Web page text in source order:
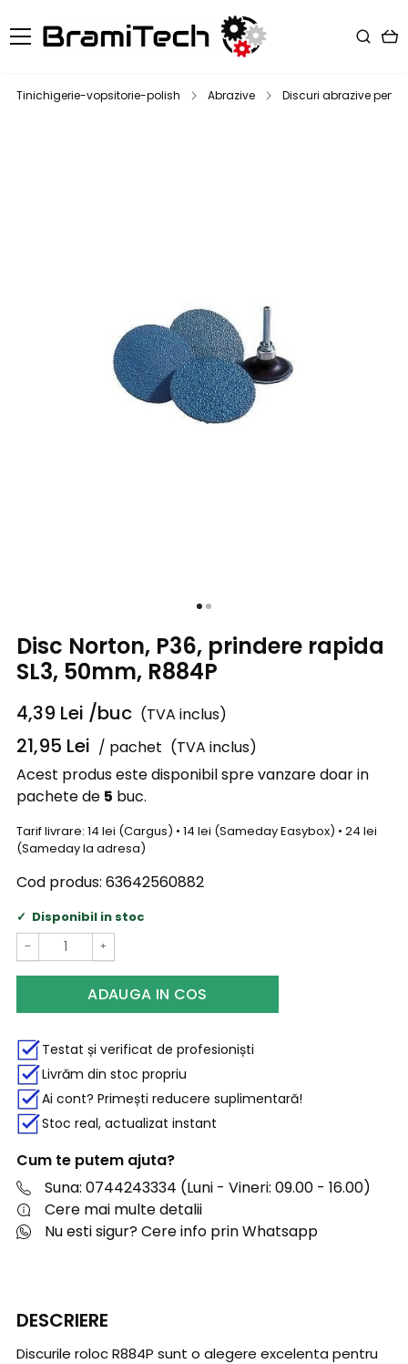
Tinichigerie-vopsitorie-polish Abrazive Discuri abrazive
Disc Norton, P36, prindere rapida
SL3, 50mm, R884P
4,39 Lei /buc (TVA inclus)
21,95 Lei / pachet (TVA inclus)
Acest produs este disponibil spre vanzare doar in
pachete de 5 buc.
Tarif livrare: 14 lei (Cargus) • 14 lei (Sameday Easybox) • 24 lei
(Sameday la adresa)
Cod produs: 63642560882
Disponibil in stoc
− +
ADAUGA IN COS
Testat și verificat de profesioniști
Livrăm din stoc propriu
Ai cont? Primești reducere suplimentară!
Stoc real, actualizat instant
Cum te putem ajuta?
Suna: 0744243334 (Luni - Vineri: 09.00 - 16.00)
Cere mai multe detalii
Nu esti sigur? Cere info prin Whatsapp
DESCRIERE
Discurile roloc R884P sunt o alegere excelenta pentru